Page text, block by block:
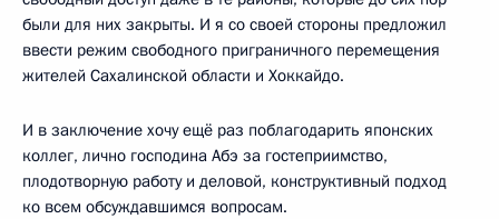
были для них закрыты. И я со своей стороны предложил
ввести режим свободного приграничного перемещения
жителей Сахалинской области и Хоккайдо.
И в заключение хочу ещё раз поблагодарить японских
коллег, лично господина Абэ за гостеприимство,
плодотворную работу и деловой, конструктивный подход
ко всем обсуждавшимся вопросам.